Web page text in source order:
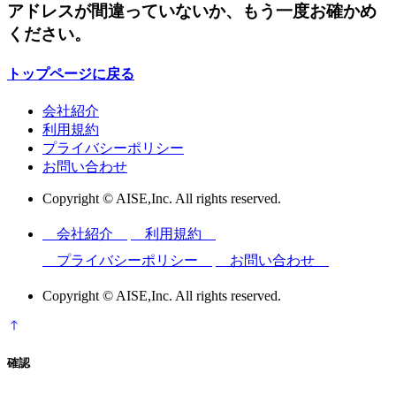
アドレスが間違っていないか、もう一度お確かめ
ください。
トップページに戻る
会社紹介
利用規約
プライバシーポリシー
お問い合わせ
Copyright © AISE,Inc. All rights reserved.
会社紹介
利用規約
プライバシーポリシー
お問い合わせ
Copyright © AISE,Inc. All rights reserved.
確認